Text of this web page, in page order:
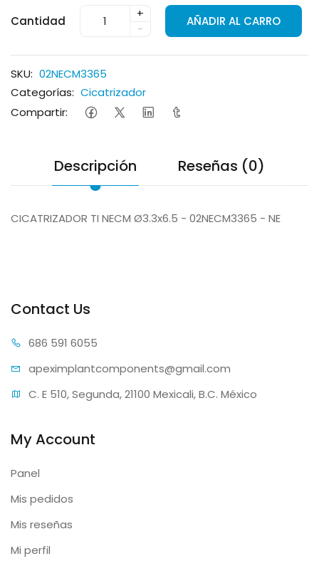
Cantidad
+
-
AÑADIR AL CARRO
SKU: 02NECM3365
Categorías: Cicatrizador
Compartir:
Descripción Reseñas (0)
CICATRIZADOR TI NECM Ø3.3x6.5 - 02NECM3365 - NE
Contact Us
686 591 6055
apeximplantcomponents@gmail.com
C. E 510, Segunda, 21100 Mexicali, B.C. México
My Account
Panel
Mis pedidos
Mis reseñas
Mi perfil